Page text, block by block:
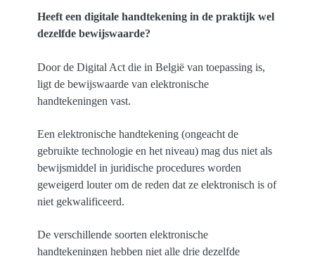
Heeft een digitale handtekening in de praktijk wel
dezelfde bewijswaarde?
Door de Digital Act die in België van toepassing is,
ligt de bewijswaarde van elektronische
handtekeningen vast.
Een elektronische handtekening (ongeacht de
gebruikte technologie en het niveau) mag dus niet als
bewijsmiddel in juridische procedures worden
geweigerd louter om de reden dat ze elektronisch is of
niet gekwalificeerd.
De verschillende soorten elektronische
handtekeningen hebben niet alle drie dezelfde